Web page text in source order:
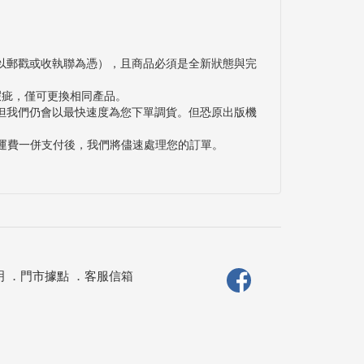
戳或收執聯為憑），且商品必須是全新狀態與完
，僅可更換相同產品。
們仍會以最快速度為您下單調貨。但恐原出版機
一併支付後，我們將儘速處理您的訂單。
． 門市據點． 客服信箱